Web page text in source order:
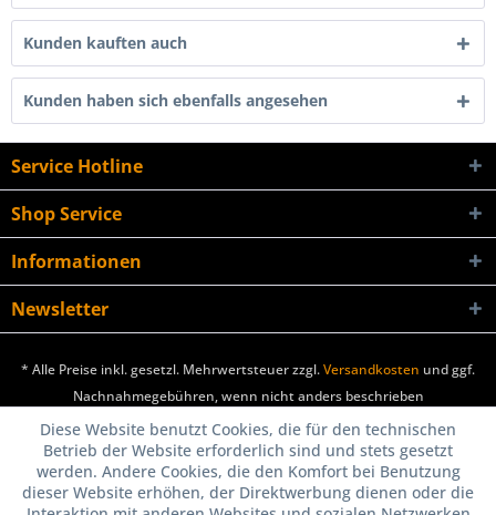
Kunden kauften auch
Kunden haben sich ebenfalls angesehen
Service Hotline
Shop Service
Informationen
Newsletter
* Alle Preise inkl. gesetzl. Mehrwertsteuer zzgl.Versandkosten und ggf.
Nachnahmegebühren, wenn nicht anders beschrieben
Diese Website benutzt Cookies, die für den technischen
Betrieb der Website erforderlich sind und stets gesetzt
werden. Andere Cookies, die den Komfort bei Benutzung
dieser Website erhöhen, der Direktwerbung dienen oder die